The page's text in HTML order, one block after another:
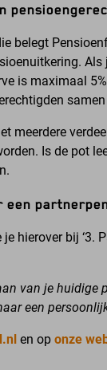
belegt
Als
is maximaal
meerdere
Is de pot
hierover bij ‘3.
van je huidige
een
en op onze